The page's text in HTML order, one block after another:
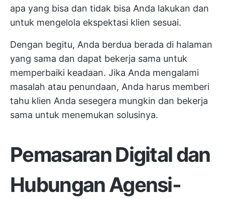
apa yang bisa dan tidak bisa Anda lakukan dan
untuk mengelola ekspektasi klien sesuai.
Dengan begitu, Anda berdua berada di halaman
yang sama dan dapat bekerja sama untuk
memperbaiki keadaan. Jika Anda mengalami
masalah atau penundaan, Anda harus memberi
tahu klien Anda sesegera mungkin dan bekerja
sama untuk menemukan solusinya.
Pemasaran Digital dan
Hubungan Agensi-